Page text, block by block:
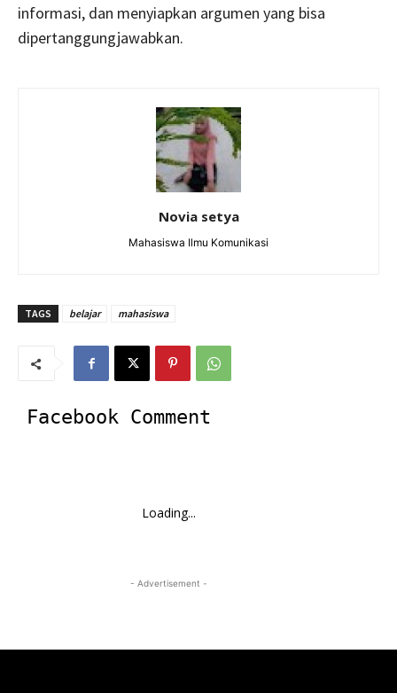
informasi, dan menyiapkan argumen yang bisa
dipertanggungjawabkan.
Novia setya
Mahasiswa Ilmu Komunikasi
TAGS belajar mahasiswa
Facebook Comment
Loading...
- Advertisement -